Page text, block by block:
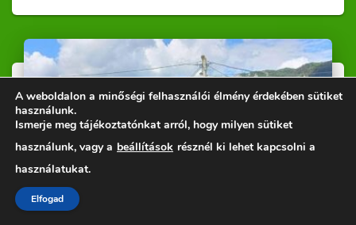
A weboldalon a minőségi felhasználói élmény érdekében sütiket
használunk.
Ismerje meg tájékoztatónkat arról, hogy milyen sütiket
használunk, vagy a beállítások résznél ki lehet kapcsolni a
használatukat.
Elfogad